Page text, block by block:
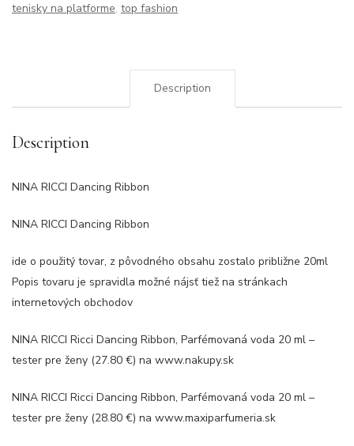
tenisky na platforme, top fashion
Description
Description
NINA RICCI Dancing Ribbon
NINA RICCI Dancing Ribbon
ide o použitý tovar, z pôvodného obsahu zostalo približne 20ml
Popis tovaru je spravidla možné nájsť tiež na stránkach
internetových obchodov
NINA RICCI Ricci Dancing Ribbon, Parfémovaná voda 20 ml –
tester pre ženy (27.80 €) na www.nakupy.sk
NINA RICCI Ricci Dancing Ribbon, Parfémovaná voda 20 ml –
tester pre ženy (28.80 €) na www.maxiparfumeria.sk